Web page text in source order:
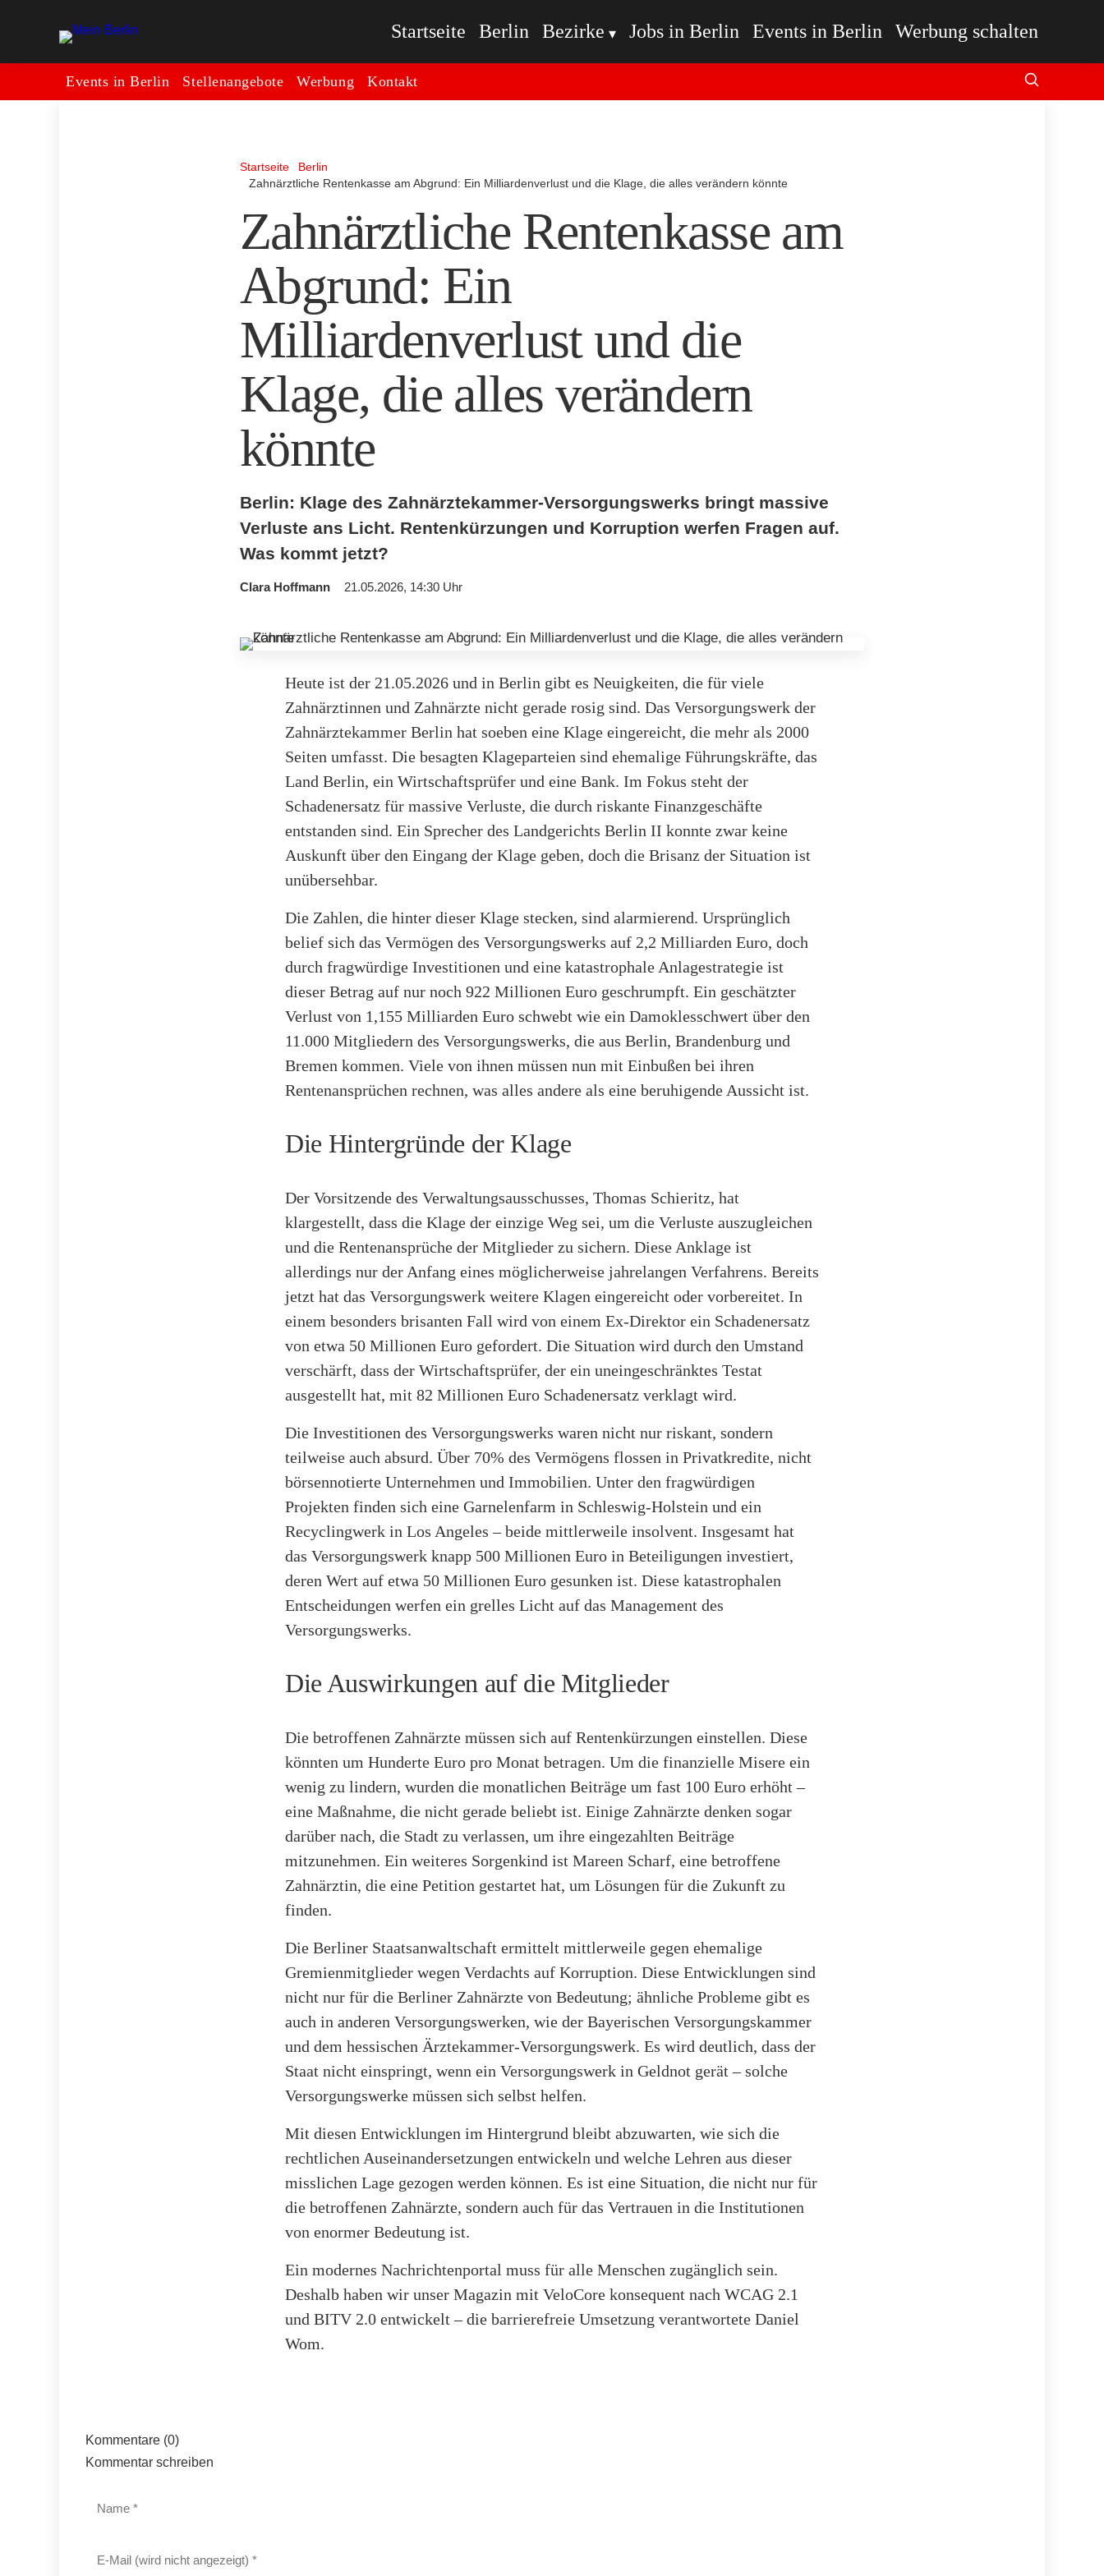
Startseite Berlin Bezirke Jobs in Berlin Events in Berlin Werbung schalten
Events in Berlin Stellenangebote Werbung Kontakt
Startseite
Berlin
Zahnärztliche Rentenkasse am Abgrund: Ein Milliardenverlust und die Klage, die alles verändern könnte
Zahnärztliche Rentenkasse am
Abgrund: Ein
Milliardenverlust und die
Klage, die alles verändern
könnte
Berlin: Klage des Zahnärztekammer-Versorgungswerks bringt massive
Verluste ans Licht. Rentenkürzungen und Korruption werfen Fragen auf.
Was kommt jetzt?
Clara Hoffmann 21.05.2026, 14:30 Uhr
Heute ist der 21.05.2026 und in Berlin gibt es Neuigkeiten, die für viele
Zahnärztinnen und Zahnärzte nicht gerade rosig sind. Das Versorgungswerk der
Zahnärztekammer Berlin hat soeben eine Klage eingereicht, die mehr als 2000
Seiten umfasst. Die besagten Klageparteien sind ehemalige Führungskräfte, das
Land Berlin, ein Wirtschaftsprüfer und eine Bank. Im Fokus steht der
Schadenersatz für massive Verluste, die durch riskante Finanzgeschäfte
entstanden sind. Ein Sprecher des Landgerichts Berlin II konnte zwar keine
Auskunft über den Eingang der Klage geben, doch die Brisanz der Situation ist
unübersehbar.
Die Zahlen, die hinter dieser Klage stecken, sind alarmierend. Ursprünglich
belief sich das Vermögen des Versorgungswerks auf 2,2 Milliarden Euro, doch
durch fragwürdige Investitionen und eine katastrophale Anlagestrategie ist
dieser Betrag auf nur noch 922 Millionen Euro geschrumpft. Ein geschätzter
Verlust von 1,155 Milliarden Euro schwebt wie ein Damoklesschwert über den
11.000 Mitgliedern des Versorgungswerks, die aus Berlin, Brandenburg und
Bremen kommen. Viele von ihnen müssen nun mit Einbußen bei ihren
Rentenansprüchen rechnen, was alles andere als eine beruhigende Aussicht ist.
Die Hintergründe der Klage
Der Vorsitzende des Verwaltungsausschusses, Thomas Schieritz, hat
klargestellt, dass die Klage der einzige Weg sei, um die Verluste auszugleichen
und die Rentenansprüche der Mitglieder zu sichern. Diese Anklage ist
allerdings nur der Anfang eines möglicherweise jahrelangen Verfahrens. Bereits
jetzt hat das Versorgungswerk weitere Klagen eingereicht oder vorbereitet. In
einem besonders brisanten Fall wird von einem Ex-Direktor ein Schadenersatz
von etwa 50 Millionen Euro gefordert. Die Situation wird durch den Umstand
verschärft, dass der Wirtschaftsprüfer, der ein uneingeschränktes Testat
ausgestellt hat, mit 82 Millionen Euro Schadenersatz verklagt wird.
Die Investitionen des Versorgungswerks waren nicht nur riskant, sondern
teilweise auch absurd. Über 70% des Vermögens flossen in Privatkredite, nicht
börsennotierte Unternehmen und Immobilien. Unter den fragwürdigen
Projekten finden sich eine Garnelenfarm in Schleswig-Holstein und ein
Recyclingwerk in Los Angeles – beide mittlerweile insolvent. Insgesamt hat
das Versorgungswerk knapp 500 Millionen Euro in Beteiligungen investiert,
deren Wert auf etwa 50 Millionen Euro gesunken ist. Diese katastrophalen
Entscheidungen werfen ein grelles Licht auf das Management des
Versorgungswerks.
Die Auswirkungen auf die Mitglieder
Die betroffenen Zahnärzte müssen sich auf Rentenkürzungen einstellen. Diese
könnten um Hunderte Euro pro Monat betragen. Um die finanzielle Misere ein
wenig zu lindern, wurden die monatlichen Beiträge um fast 100 Euro erhöht –
eine Maßnahme, die nicht gerade beliebt ist. Einige Zahnärzte denken sogar
darüber nach, die Stadt zu verlassen, um ihre eingezahlten Beiträge
mitzunehmen. Ein weiteres Sorgenkind ist Mareen Scharf, eine betroffene
Zahnärztin, die eine Petition gestartet hat, um Lösungen für die Zukunft zu
finden.
Die Berliner Staatsanwaltschaft ermittelt mittlerweile gegen ehemalige
Gremienmitglieder wegen Verdachts auf Korruption. Diese Entwicklungen sind
nicht nur für die Berliner Zahnärzte von Bedeutung; ähnliche Probleme gibt es
auch in anderen Versorgungswerken, wie der Bayerischen Versorgungskammer
und dem hessischen Ärztekammer-Versorgungswerk. Es wird deutlich, dass der
Staat nicht einspringt, wenn ein Versorgungswerk in Geldnot gerät – solche
Versorgungswerke müssen sich selbst helfen.
Mit diesen Entwicklungen im Hintergrund bleibt abzuwarten, wie sich die
rechtlichen Auseinandersetzungen entwickeln und welche Lehren aus dieser
misslichen Lage gezogen werden können. Es ist eine Situation, die nicht nur für
die betroffenen Zahnärzte, sondern auch für das Vertrauen in die Institutionen
von enormer Bedeutung ist.
Ein modernes Nachrichtenportal muss für alle Menschen zugänglich sein.
Deshalb haben wir unser Magazin mit VeloCore konsequent nach WCAG 2.1
und BITV 2.0 entwickelt – die barrierefreie Umsetzung verantwortete Daniel
Wom.
Kommentare (0)
Kommentar schreiben